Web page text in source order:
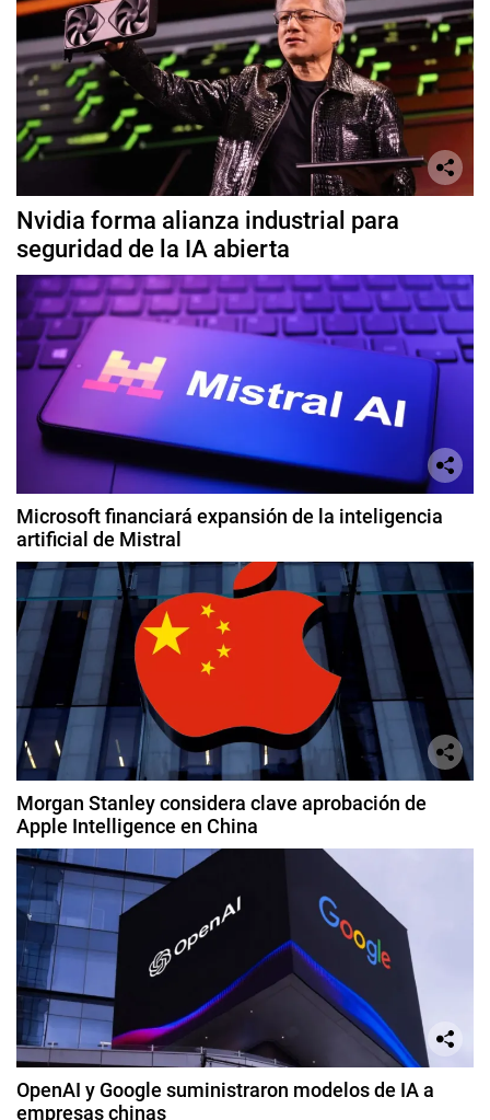
Nvidia forma alianza industrial para
seguridad de la IA abierta
Microsoft financiará expansión de la inteligencia
artificial de Mistral
Morgan Stanley considera clave aprobación de
Apple Intelligence en China
OpenAI y Google suministraron modelos de IA a
empresas chinas